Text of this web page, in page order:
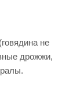
не
дрожжи,